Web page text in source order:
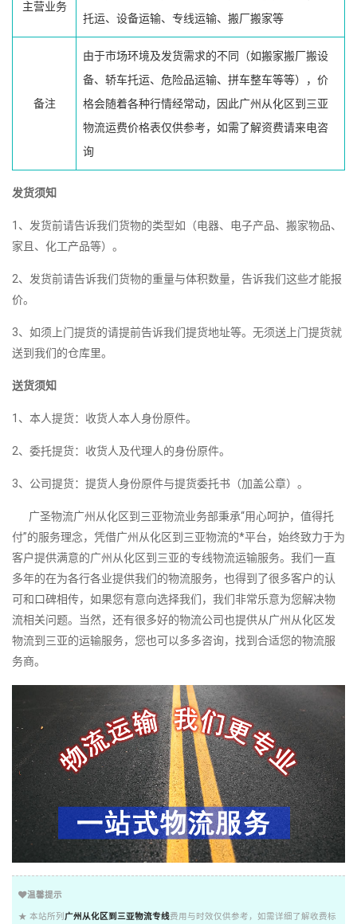
主营业务
托运、设备运输、专线运输、搬厂搬家等
备注
由于市场环境及发货需求的不同（如搬家搬厂搬设
备、轿车托运、危险品运输、拼车整车等等），价
格会随着各种行情经常动，因此广州从化区到三亚
物流运费价格表仅供参考，如需了解资费请来电咨
询
发货须知
1、发货前请告诉我们货物的类型如（电器、电子产品、搬家物品、
家且、化工产品等）。
2、发货前请告诉我们货物的重量与体积数量，告诉我们这些才能报
价。
3、如须上门提货的请提前告诉我们提货地址等。无须送上门提货就
送到我们的仓库里。
送货须知
1、本人提货：收货人本人身份原件。
2、委托提货：收货人及代理人的身份原件。
3、公司提货：提货人身份原件与提货委托书（加盖公章）。
广圣物流广州从化区到三亚物流业务部秉承“用心呵护，值得托
付”的服务理念，凭借广州从化区到三亚物流的*平台，始终致力于为
客户提供满意的广州从化区到三亚的专线物流运输服务。我们一直
多年的在为各行各业提供我们的物流服务，也得到了很多客户的认
可和口碑相传，如果您有意向选择我们，我们非常乐意为您解决物
流相关问题。当然，还有很多好的物流公司也提供从广州从化区发
物流到三亚的运输服务，您也可以多多咨询，找到合适您的物流服
务商。
温馨提示
★ 本站所列 广州从化区到三亚物流专线费用与时效仅供参考，如需详细了解收费标